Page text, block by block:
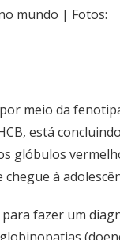
mundo | Fotos:
meio da
está
glóbulos
à
fazer um